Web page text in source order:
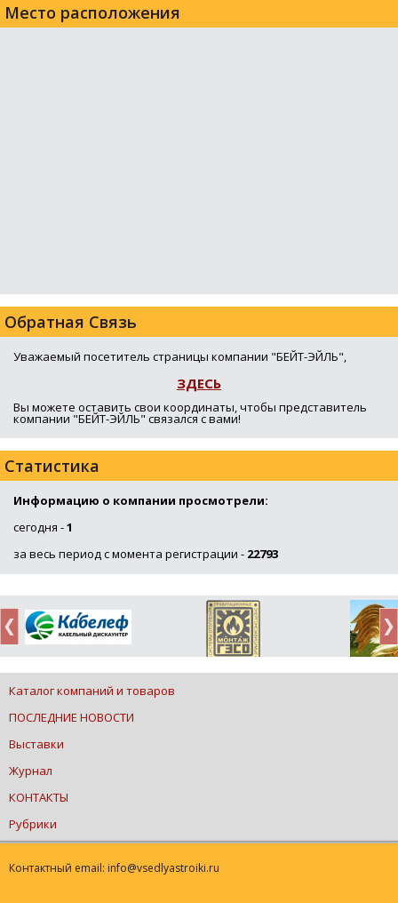
Место расположения
Обратная Связь
Уважаемый посетитель страницы компании "БЕЙТ-ЭЙЛЬ",
ЗДЕСЬ
Вы можете оставить свои координаты, чтобы представитель
компании "БЕЙТ-ЭЙЛЬ" связался с вами!
Статистика
Информацию о компании просмотрели:
сегодня -1
за весь период с момента регистрации - 22793
Каталог компаний и товаров
ПОСЛЕДНИЕ НОВОСТИ
Выставки
Журнал
КОНТАКТЫ
Рубрики
Контактный email: info@vsedlyastroiki.ru